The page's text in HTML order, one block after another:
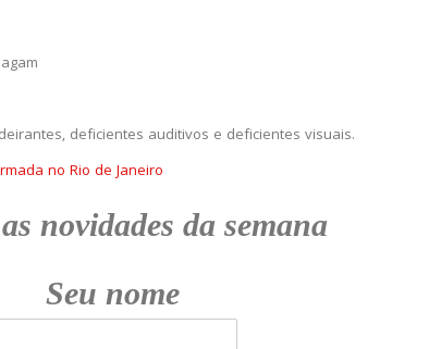
deficientes auditivos e deficientes visuais.
no Rio de Janeiro
novidades da semana
Seu nome